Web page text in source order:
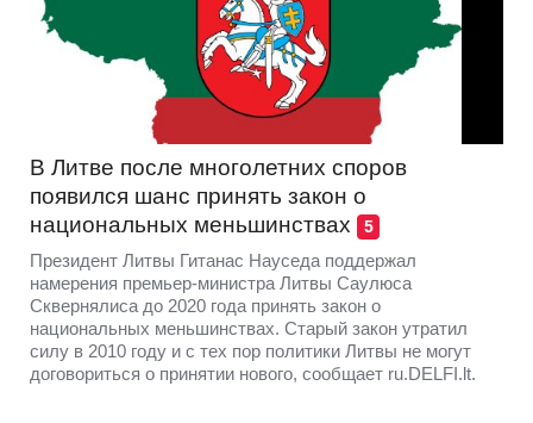
В Литве после многолетних споров
появился шанс принять закон о
национальных меньшинствах
5
Президент Литвы Гитанас Науседа поддержал
намерения премьер-министра Литвы Саулюса
Сквернялиса до 2020 года принять закон о
национальных меньшинствах. Старый закон утратил
силу в 2010 году и с тех пор политики Литвы не могут
договориться о принятии нового, сообщает ru.DELFI.lt.